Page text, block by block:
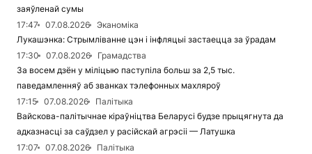
заяўленай сумы
17:47
07.08.2026
Эканоміка
Лукашэнка: Стрымліванне цэн і інфляцыі застаецца за ўрадам
17:30
07.08.2026
Грамадства
За восем дзён у міліцыю паступіла больш за 2,5 тыс.
паведамленняў аб званках тэлефонных махляроў
17:15
07.08.2026
Палітыка
Вайскова-палітычнае кіраўніцтва Беларусі будзе прыцягнута да
адказнасці за саўдзел у расійскай агрэсіі — Латушка
17:07
07.08.2026
Палітыка